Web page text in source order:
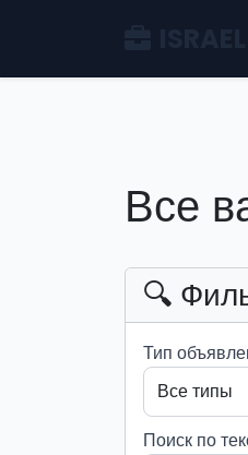
Все
🔍
Тип
Поиск по